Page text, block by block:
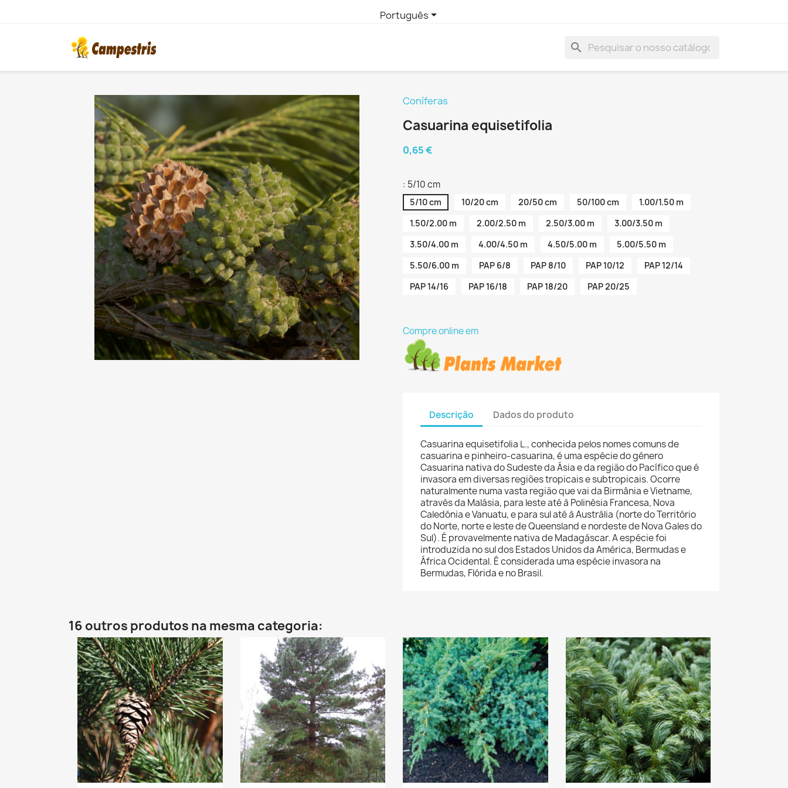
Português
search
Coníferas
Casuarina equisetifolia
0,65 €
: 5/10 cm
5/10 cm 10/20 cm 20/50 cm 50/100 cm
1.00/1.50 m
1.50/2.00 m
2.00/2.50 m 2.50/3.00 m
3.00/3.50 m
3.50/4.00 m
4.00/4.50 m 4.50/5.00 m
5.00/5.50 m
5.50/6.00 m
PAP 6/8 PAP 8/10 PAP 10/12
PAP 12/14
PAP 14/16
PAP 16/18 PAP 18/20 PAP 20/25
Compre online em
Descrição Dados do produto
Casuarina equisetifolia L., conhecida pelos nomes comuns de
casuarina e pinheiro-casuarina, é uma espécie do género
Casuarina nativa do Sudeste da Ásia e da região do Pacífico que é
invasora em diversas regiões tropicais e subtropicais. Ocorre
naturalmente numa vasta região que vai da Birmânia e Vietname,
através da Malásia, para leste até à Polinésia Francesa, Nova
Caledónia e Vanuatu, e para sul até à Austrália (norte do Território
do Norte, norte e leste de Queensland e nordeste de Nova Gales do
Sul). É provavelmente nativa de Madagáscar. A espécie foi
introduzida no sul dos Estados Unidos da América, Bermudas e
África Ocidental. É considerada uma espécie invasora na
Bermudas, Flórida e no Brasil.
16 outros produtos na mesma categoria: